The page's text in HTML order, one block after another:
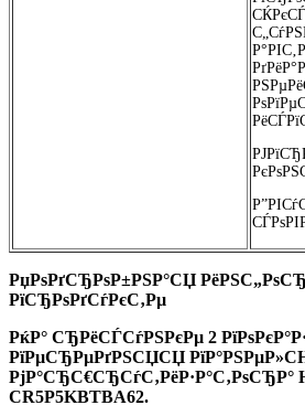
РџРѕРґСЂРѕР±РЅР°СЏ
РїСЂРѕРґСѓРєС‚Рµ
РќР° СЂРёСЃСѓРЅРєРµ 2
РїРµСЂРµРґРЅСЏСЏ
РјР°СЂС€СЂСѓС‚РёР·Р°С‚РѕСЂР°
CR5P5KBTBA62.